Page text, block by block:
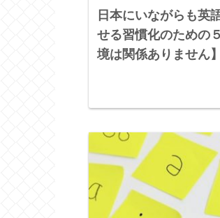
日本にいながらも英
せる習慣化のための
境は関係ありません】